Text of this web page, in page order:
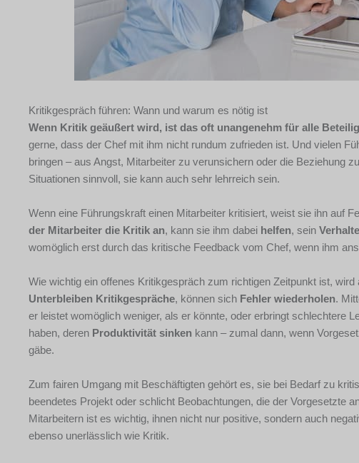
Kritikgespräch führen: Wann und warum es nötig ist
Wenn Kritik geäußert wird, ist das oft unangenehm für alle
gerne, dass der Chef mit ihm nicht rundum zufrieden ist. Und vielen
bringen – aus Angst, Mitarbeiter zu verunsichern oder die Beziehung
Situationen sinnvoll, sie kann auch sehr lehrreich sein.
Wenn eine Führungskraft einen Mitarbeiter kritisiert, weist sie ihn auf
der Mitarbeiter die Kritik an, kann sie ihm dabei helfen, sein
womöglich erst durch das kritische Feedback vom Chef, wenn ihm
Wie wichtig ein offenes Kritikgespräch zum richtigen Zeitpunkt ist,
Unterbleiben Kritikgespräche, können sich Fehler wiederholen.
er leistet womöglich weniger, als er könnte, oder erbringt schlechtere
haben, deren Produktivität sinken kann – zumal dann, wenn
gäbe.
Zum fairen Umgang mit Beschäftigten gehört es, sie bei Bedarf zu
beendetes Projekt oder schlicht Beobachtungen, die der Vorgesetzte
Mitarbeitern ist es wichtig, ihnen nicht nur positive, sondern auch
ebenso unerlässlich wie Kritik.